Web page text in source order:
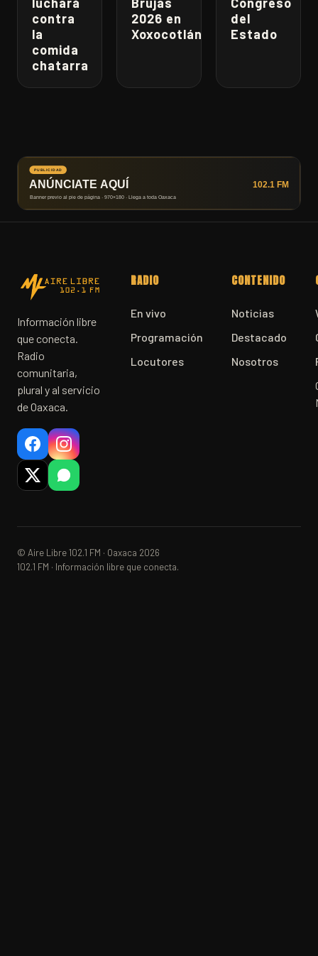
contra
la
comida
chatarra
2026 en
Xoxocotlán
del
Estado
Información libre
que conecta.
Radio
comunitaria,
plural y al servicio
de Oaxaca.
RADIO
En vivo
Programación
Locutores
CONTENIDO
Noticias
Destacado
Nosotros
© Aire Libre 102.1 FM · Oaxaca 2026
102.1 FM · Información libre que conecta.